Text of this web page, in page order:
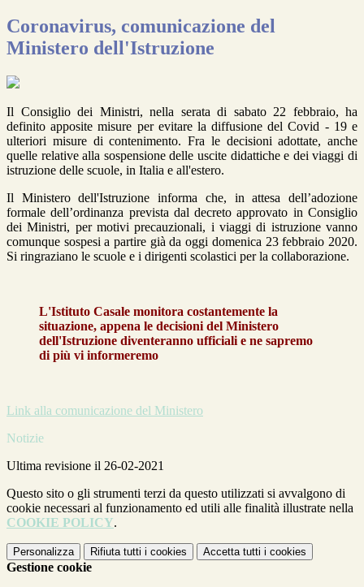
Coronavirus, comunicazione del
Ministero dell'Istruzione
Il Consiglio dei Ministri, nella serata di sabato 22 febbraio, ha
definito apposite misure per evitare la diffusione del Covid - 19 e
ulteriori misure di contenimento. Fra le decisioni adottate, anche
quelle relative alla sospensione delle uscite didattiche e dei viaggi di
istruzione delle scuole, in Italia e all'estero.
Il Ministero dell'Istruzione informa che, in attesa dell’adozione
formale dell’ordinanza prevista dal decreto approvato in Consiglio
dei Ministri, per motivi precauzionali, i viaggi di istruzione vanno
comunque sospesi a partire già da oggi domenica 23 febbraio 2020.
Si ringraziano le scuole e i dirigenti scolastici per la collaborazione.
L'Istituto Casale monitora costantemente la
situazione, appena le decisioni del Ministero
dell'Istruzione diventeranno ufficiali e ne sapremo
di più vi informeremo
Link alla comunicazione del Ministero
Notizie
Ultima revisione il 26-02-2021
Questo sito o gli strumenti terzi da questo utilizzati si avvalgono di
cookie necessari al funzionamento ed utili alle finalità illustrate nella
COOKIE POLICY.
Personalizza Rifiuta tutti i cookies Accetta tutti i cookies
Gestione cookie